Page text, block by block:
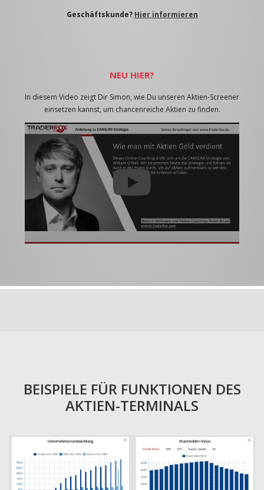
Geschäftskunde? Hier informieren
NEU HIER?
In diesem Video zeigt Dir Simon, wie Du unseren Aktien-Screener
einsetzen kannst, um chancenreiche Aktien zu finden.
BEISPIELE FÜR FUNKTIONEN DES
AKTIEN-TERMINALS